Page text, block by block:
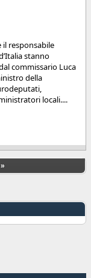
il responsabile
stanno
commissario Luca
della
locali....
»